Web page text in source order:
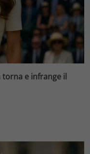
e infrange il